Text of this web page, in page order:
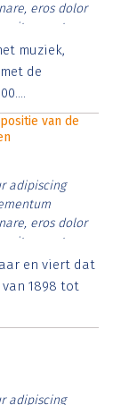
eros dolor
vitae erat.
lorem
posuere.
muziek,
de
van de
adipiscing
eros dolor
vitae erat.
lorem
posuere.
en viert dat
1898 tot
adipiscing